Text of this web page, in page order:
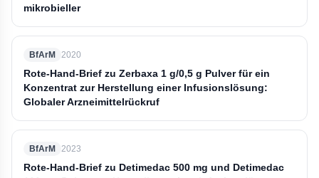
mikrobieller
BfArM 2020
Rote-Hand-Brief zu Zerbaxa 1 g/0,5 g Pulver für ein
Konzentrat zur Herstellung einer Infusionslösung:
Globaler Arzneimittelrückruf
BfArM 2023
Rote-Hand-Brief zu Detimedac 500 mg und Detimedac